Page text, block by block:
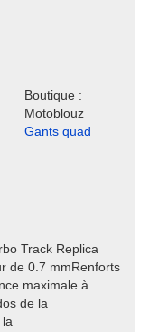
Boutique :
Motoblouz
Gants quad
Track Replica
de 0.7 mmRenforts
maximale à
de la